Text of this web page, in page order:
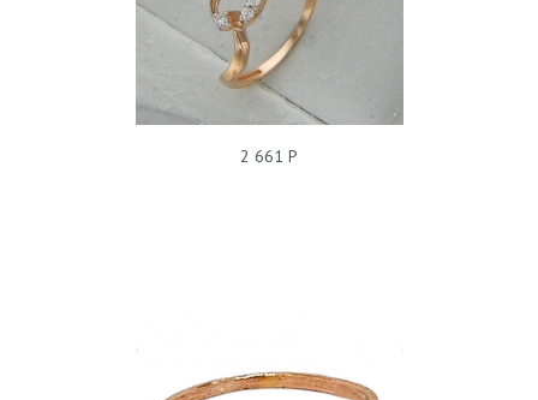
КОЛЬЦО ФИАНИТ Т11К110341
2 661 Р